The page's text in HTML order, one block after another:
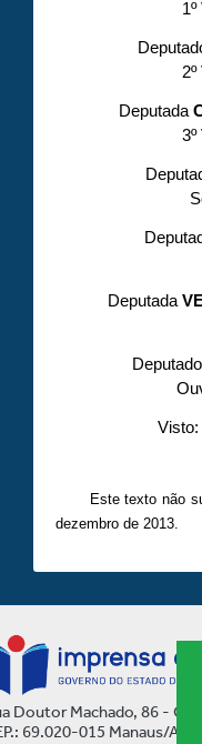
Deputada
Deputada
Deputado
Visto:
Este texto não
dezembro de 2013.
Doutor Machado, 86 -
69.020-015 Manaus/AM